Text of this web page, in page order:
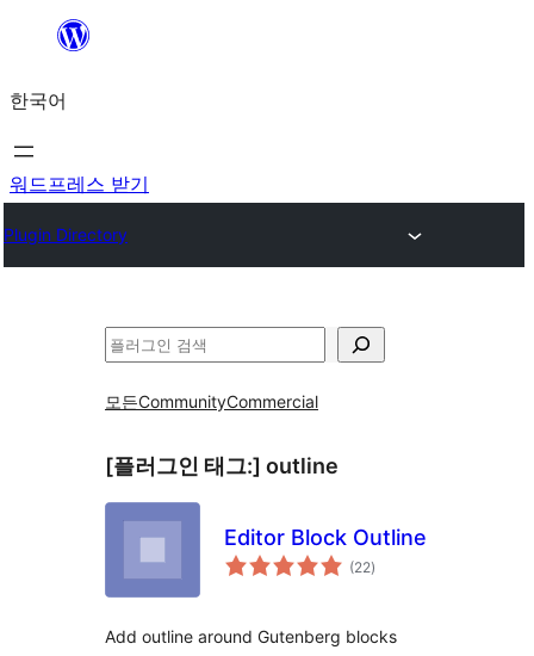
츠
로
바
가
한국어
워드프레스 받기
Plugin Directory
검
모든CommunityCommercial
[플러그인 태그:] outline
Editor Block Outline
(22전
체)
Add outline around Gutenberg blocks